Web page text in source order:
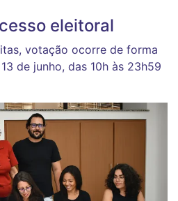
eleitoral
votação ocorre de forma
de junho, das 10h às 23h59